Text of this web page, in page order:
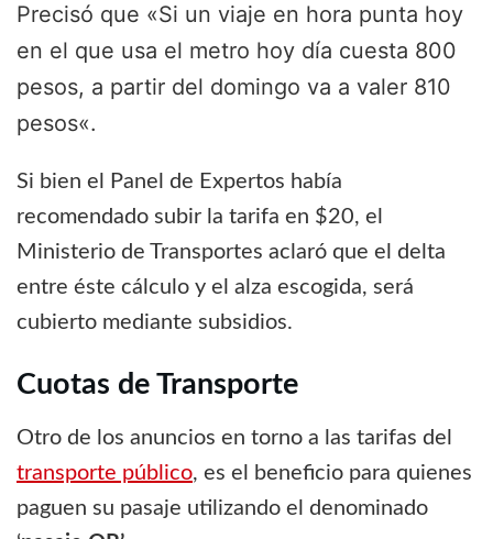
Precisó que «Si un viaje en hora punta hoy
en el que usa el metro hoy día cuesta 800
pesos, a partir del domingo va a valer 810
pesos«.
Si bien el Panel de Expertos había
recomendado subir la tarifa en $20, el
Ministerio de Transportes aclaró que el delta
entre éste cálculo y el alza escogida, será
cubierto mediante subsidios.
Cuotas de Transporte
Otro de los anuncios en torno a las tarifas del
transporte público, es el beneficio para quienes
paguen su pasaje utilizando el denominado